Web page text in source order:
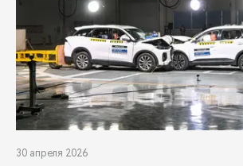
30 апреля 2026